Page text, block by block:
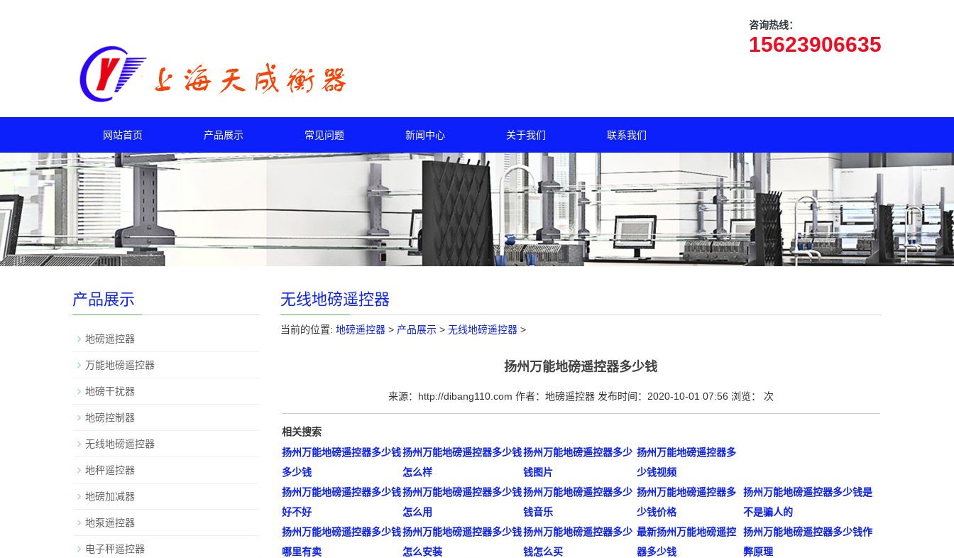
咨询热线：
15623906635
网站首页 产品展示 常见问题 新闻中心 关于我们 联系我们
无线地磅遥控器
当前的位置: 地磅遥控器> 产品展示> 无线地磅遥控器>
扬州万能地磅遥控器多少钱
来源：http://dibang110.com 作者：地磅遥控器 发布时间：2020-10-01 07:56 浏览： 次
相关搜索
扬州万能地磅遥控器多少钱
多少钱
扬州万能地磅遥控器多少钱
怎么样
扬州万能地磅遥控器多少
钱图片
扬州万能地磅遥控器多
少钱视频
扬州万能地磅遥控器多少钱
好不好
扬州万能地磅遥控器多少钱
怎么用
扬州万能地磅遥控器多少
钱音乐
扬州万能地磅遥控器多
少钱价格
扬州万能地磅遥控器多少钱是
不是骗人的
扬州万能地磅遥控器多少钱
哪里有卖
扬州万能地磅遥控器多少钱
怎么安装
扬州万能地磅遥控器多少
钱怎么买
最新扬州万能地磅遥控
器多少钱
扬州万能地磅遥控器多少钱作
弊原理
产品展示
地磅遥控器
万能地磅遥控器
地磅干扰器
地磅控制器
无线地磅遥控器
地秤遥控器
地磅加减器
地泵遥控器
电子秤遥控器